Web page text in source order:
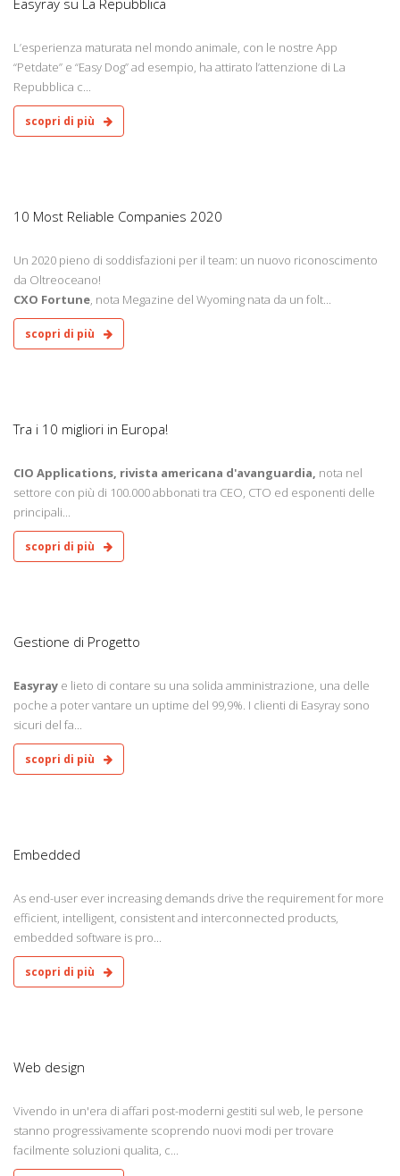
Easyray su La Repubblica
L’esperienza maturata nel mondo animale, con le nostre App
“Petdate” e “Easy Dog” ad esempio, ha attirato l’attenzione di La
Repubblica c...
scopri di più
10 Most Reliable Companies 2020
Un 2020 pieno di soddisfazioni per il team: un nuovo riconoscimento
da Oltreoceano!
CXO Fortune, nota Megazine del Wyoming nata da un folt...
scopri di più
Tra i 10 migliori in Europa!
CIO Applications, rivista americana d'avanguardia, nota nel
settore con più di 100.000 abbonati tra CEO, CTO ed esponenti delle
principali...
scopri di più
Gestione di Progetto
Easyray e lieto di contare su una solida amministrazione, una delle
poche a poter vantare un uptime del 99,9%. I clienti di Easyray sono
sicuri del fa...
scopri di più
Embedded
As end-user ever increasing demands drive the requirement for more
efficient, intelligent, consistent and interconnected products,
embedded software is pro...
scopri di più
Web design
Vivendo in un'era di affari post-moderni gestiti sul web, le persone
stanno progressivamente scoprendo nuovi modi per trovare
facilmente soluzioni qualita, c...